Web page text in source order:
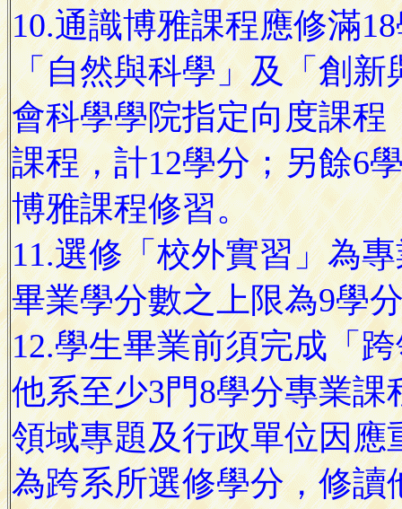
10.通識博雅課程應修滿
「自然與科學」及「創
會科學學院指定向度課程
課程，計12學分；另餘6
博雅課程修習。
11.選修「校外實習」為
畢業學分數之上限為9學
12.學生畢業前須完成「
他系至少3門8學分專業
領域專題及行政單位因
為跨系所選修學分，修